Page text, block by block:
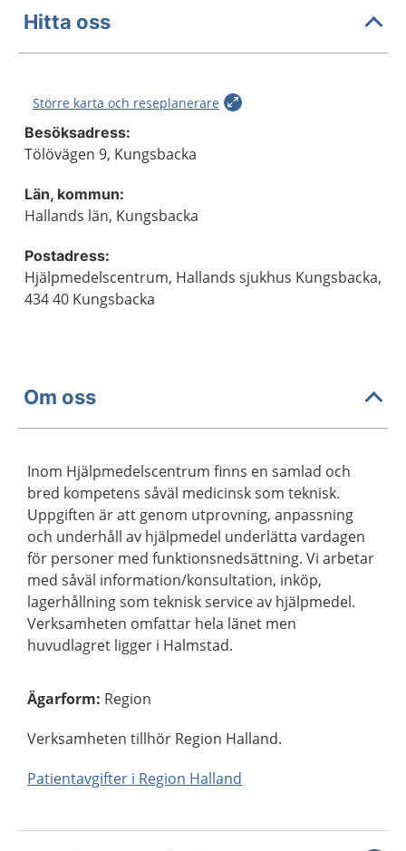
Hitta oss
Större karta och reseplanerare
Besöksadress:
Tölövägen 9, Kungsbacka
Län, kommun:
Hallands län, Kungsbacka
Postadress:
Hjälpmedelscentrum, Hallands sjukhus Kungsbacka,
434 40 Kungsbacka
Om oss
Inom Hjälpmedelscentrum finns en samlad och
bred kompetens såväl medicinsk som teknisk.
Uppgiften är att genom utprovning, anpassning
och underhåll av hjälpmedel underlätta vardagen
för personer med funktionsnedsättning. Vi arbetar
med såväl information/konsultation, inköp,
lagerhållning som teknisk service av hjälpmedel.
Verksamheten omfattar hela länet men
huvudlagret ligger i Halmstad.
Ägarform: Region
Verksamheten tillhör Region Halland.
Patientavgifter i Region Halland